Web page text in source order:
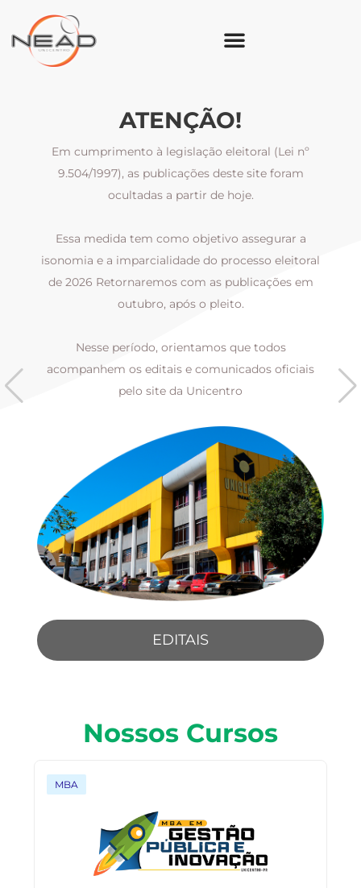
ATENÇÃO!
Em cumprimento à legislação eleitoral (Lei nº
9.504/1997), as publicações deste site foram
ocultadas a partir de hoje.
Essa medida tem como objetivo assegurar a
isonomia e a imparcialidade do processo eleitoral
de 2026 Retornaremos com as publicações em
outubro, após o pleito.
Nesse período, orientamos que todos
acompanhem os editais e comunicados oficiais
pelo site da Unicentro
EDITAIS
Nossos Cursos
MBA